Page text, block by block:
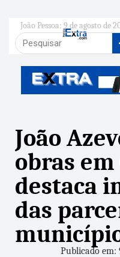
João Pessoa: 9 de agosto de
João
obras em
destaca
das
Publicado em: